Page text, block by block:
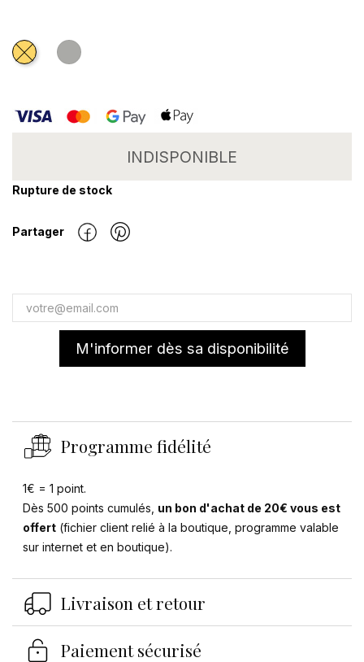
Doré Argenté
INDISPONIBLE
Rupture de stock
Partager
M'informer dès sa disponibilité
Programme fidélité
1€ = 1 point.
Dès 500 points cumulés, un bon d'achat de 20€ vous est
offert(fichier client relié à la boutique, programme valable
sur internet et en boutique).
Livraison et retour
Paiement sécurisé
Se connecter